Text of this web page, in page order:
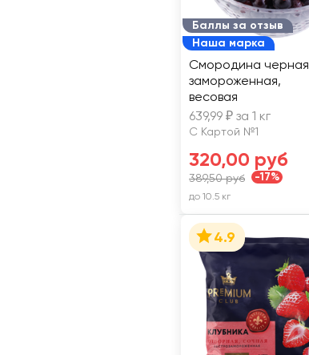
Баллы за отзыв
Наша марка
Смородина черная
замороженная,
весовая
639,99 ₽ за 1 кг
С Картой №1
320,00 руб
389,50 руб -17%
до 10.5 кг
4.9